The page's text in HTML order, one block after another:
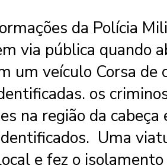
da Polícia
via pública quando
um veículo Corsa de
os
na região da
Uma
e fez o